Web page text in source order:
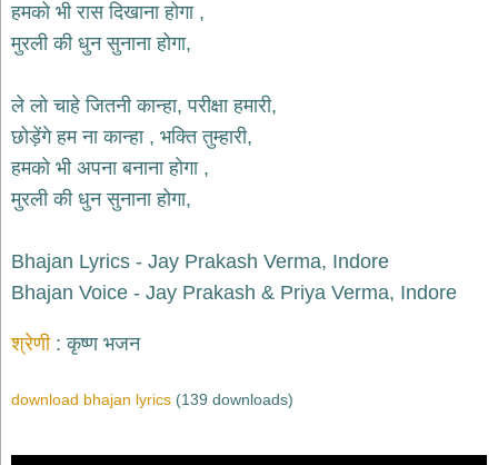
गणेश
भजन
राम
भजन
raam
भजन
gurudev
भजन
हमको भी रास दिखाना होगा ,
मुरली की धुन सुनाना होगा,
ले लो चाहे जितनी कान्हा, परीक्षा हमारी,
छोड़ेंगे हम ना कान्हा , भक्ति तुम्हारी,
हमको भी अपना बनाना होगा ,
मुरली की धुन सुनाना होगा,
Bhajan Lyrics - Jay Prakash Verma, Indore
Bhajan Voice - Jay Prakash & Priya Verma, Indore
श्रेणी कृष्ण भजन
download bhajan lyrics (139 downloads)